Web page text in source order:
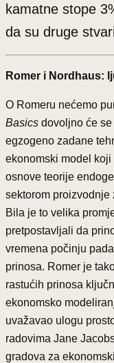
kamatne stope
da su druge
Romer i Nordhaus:
O Romeru nećemo
Basics dovoljno će
egzogeno zadane
ekonomski model
osnove teorije
sektorom proizvodnje
Bila je to velika
pretpostavljali da
vremena počinju
prinosa. Romer je
rastućih prinosa
ekonomsko
uvažavao ulogu
radovima Jane
gradova za